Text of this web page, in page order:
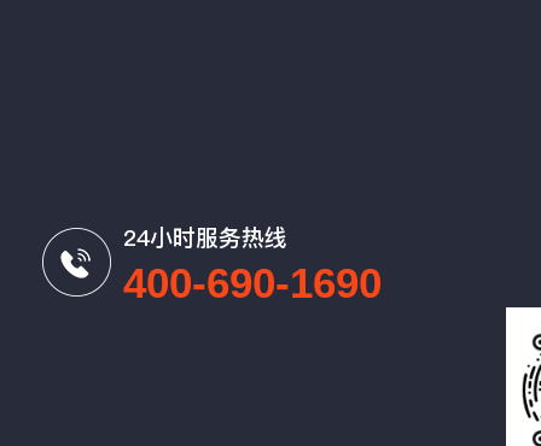
24小时服务热线
400-690-1690